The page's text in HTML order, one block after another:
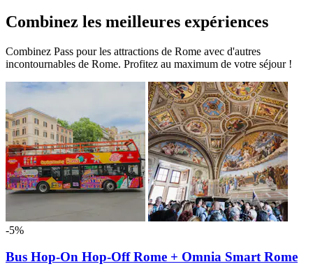
Combinez les meilleures expériences
Combinez Pass pour les attractions de Rome avec d'autres
incontournables de Rome. Profitez au maximum de votre séjour !
-5%
Bus Hop-On Hop-Off Rome + Omnia Smart Rome